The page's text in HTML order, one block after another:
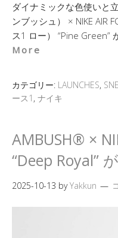
ダイナミックな色使いと
ンブッシュ） × NIKE AIR
ス1 ロー） “Pine Green”
More
カテゴリー: LAUNCHES,
ース1 , ナイキ
AMBUSH® ×
“Deep Royal”
2025-10-13 byYakkun